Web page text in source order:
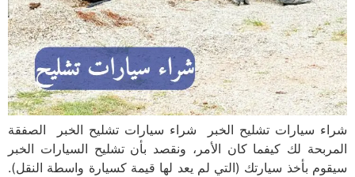
شراء سيارات تشليح الخبر شراء سيارات تشليح الخبر الصفقة
المربحة لك كيفما كان الأمر، ونقصد بأن تشليح السيارات الخبر
سيقوم بأخذ سيارتك (التي لم يعد لها قيمة كسيارة واسطة النقل).